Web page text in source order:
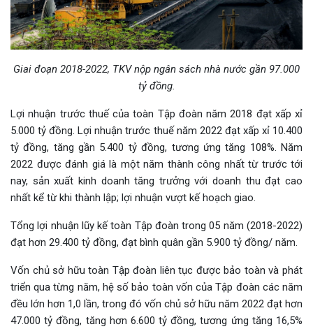
Giai đoạn 2018-2022, TKV nộp ngân sách nhà nước gần 97.000
tỷ đồng.
Lợi nhuận trước thuế của toàn Tập đoàn năm 2018 đạt xấp xỉ
5.000 tỷ đồng. Lợi nhuận trước thuế năm 2022 đạt xấp xỉ 10.400
tỷ đồng, tăng gần 5.400 tỷ đồng, tương ứng tăng 108%. Năm
2022 được đánh giá là một năm thành công nhất từ trước tới
nay, sản xuất kinh doanh tăng trưởng với doanh thu đạt cao
nhất kể từ khi thành lập; lợi nhuận vượt kế hoạch giao.
Tổng lợi nhuận lũy kế toàn Tập đoàn trong 05 năm (2018-2022)
đạt hơn 29.400 tỷ đồng, đạt bình quân gần 5.900 tỷ đồng/ năm.
Vốn chủ sở hữu toàn Tập đoàn liên tục được bảo toàn và phát
triển qua từng năm, hệ số bảo toàn vốn của Tập đoàn các năm
đều lớn hơn 1,0 lần, trong đó vốn chủ sở hữu năm 2022 đạt hơn
47.000 tỷ đồng, tăng hơn 6.600 tỷ đồng, tương ứng tăng 16,5%